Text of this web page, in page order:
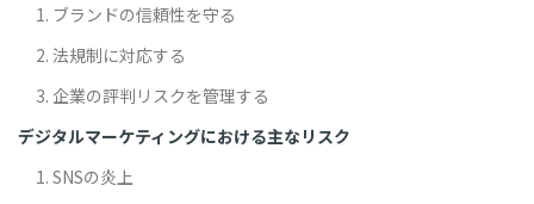
1. ブランドの信頼性を守る
2. 法規制に対応する
3. 企業の評判リスクを管理する
デジタルマーケティングにおける主なリスク
1. SNSの炎上